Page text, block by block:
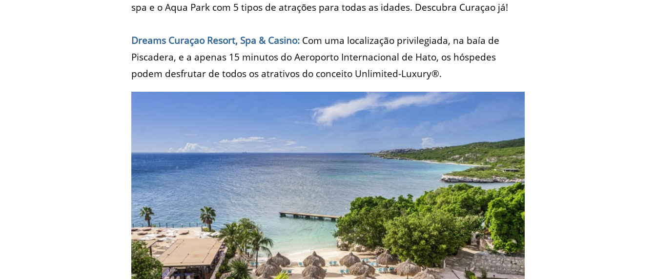
spa e o Aqua Park com 5 tipos de atrações para todas as idades. Descubra Curaçao já!
Dreams Curaçao Resort, Spa & Casino: Com uma localização privilegiada, na baía de
Piscadera, e a apenas 15 minutos do Aeroporto Internacional de Hato, os hóspedes
podem desfrutar de todos os atrativos do conceito Unlimited-Luxury®.